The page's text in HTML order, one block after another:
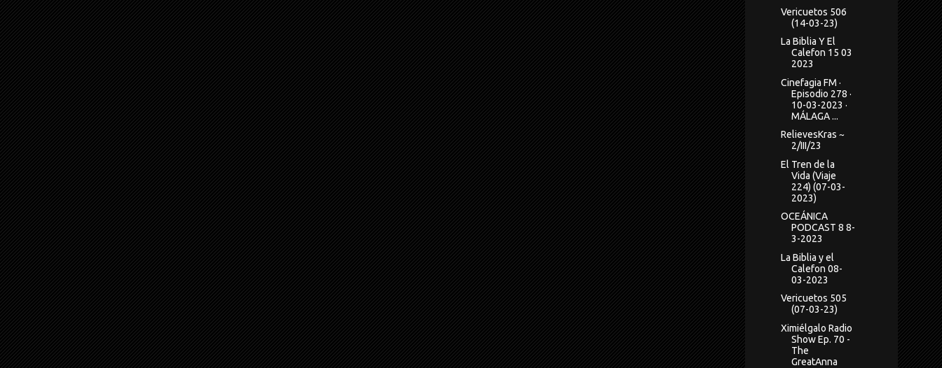
Vericuetos 506
(14-03-23)
La Biblia Y El
Calefon 15 03
2023
Cinefagia FM ·
Episodio 278 ·
10-03-2023 ·
MÁLAGA ...
RelievesKras ~
2/III/23
El Tren de la
Vida (Viaje
224) (07-03-
2023)
OCEÁNICA
PODCAST 8 8-
3-2023
La Biblia y el
Calefon 08-
03-2023
Vericuetos 505
(07-03-23)
Ximiélgalo Radio
Show Ep. 70 -
The
GreatAnna